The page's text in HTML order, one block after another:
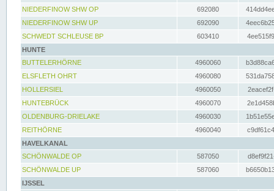
NIEDERFINOW SHW OP
692080
NIEDERFINOW SHW UP
692090
SCHWEDT SCHLEUSE BP
603410
HUNTE
BUTTELERHÖRNE
4960060
ELSFLETH OHRT
4960080
HOLLERSIEL
4960050
HUNTEBRÜCK
4960070
OLDENBURG-DRIELAKE
4960030
REITHÖRNE
4960040
HAVELKANAL
SCHÖNWALDE OP
587050
SCHÖNWALDE UP
587060
IJSSEL